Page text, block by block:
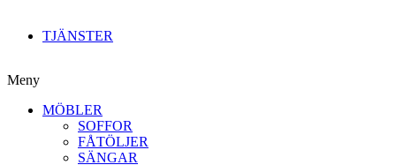
TJÄNSTER
Meny
MÖBLER
SOFFOR
FÅTÖLJER
SÄNGAR